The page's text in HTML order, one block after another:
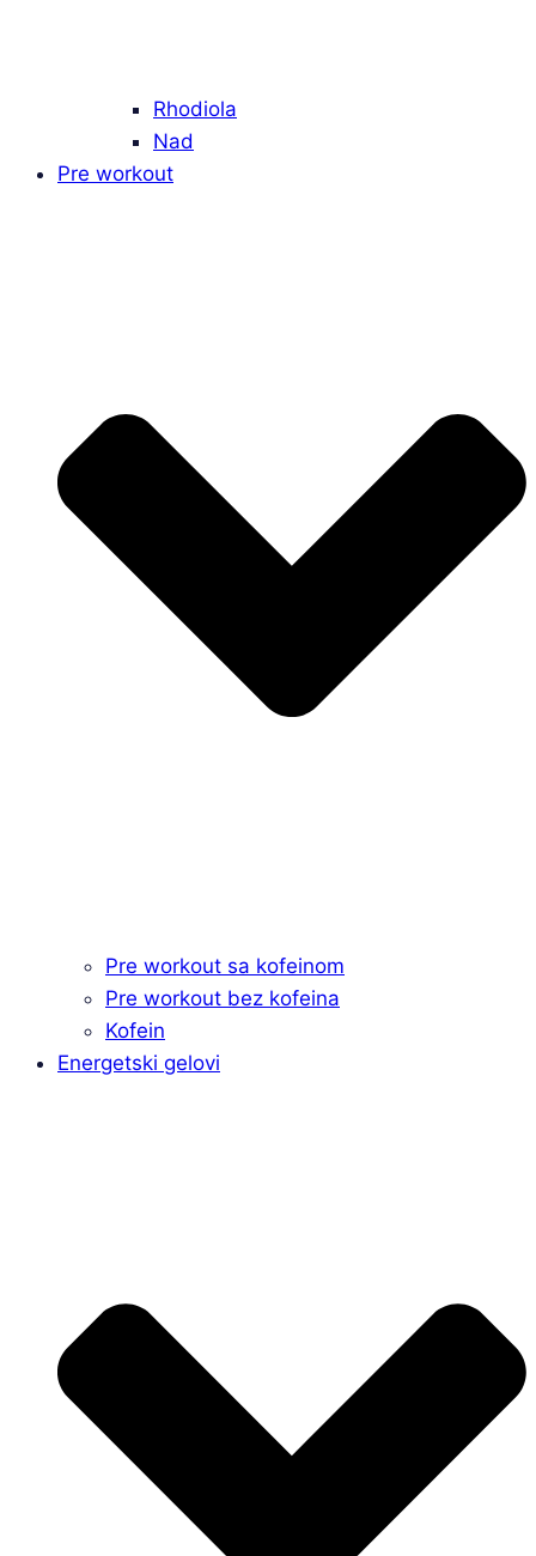
Rhodiola
Nad
Pre workout
Pre workout sa kofeinom
Pre workout bez kofeina
Kofein
Energetski gelovi